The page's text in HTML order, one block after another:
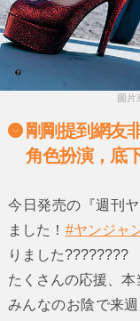
圖
剛剛提到網友
角色扮演，底
今日発売の『週刊
ました！ #ヤンジャ
りました????????
たくさんの応援、
みんなのお陰で来